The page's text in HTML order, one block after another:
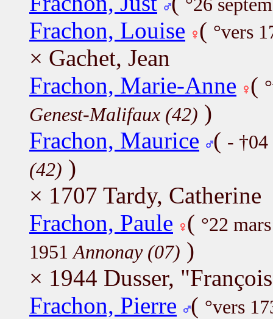
°26
Frachon, Louise ( °vers
× Gachet, Jean
Frachon, Marie-Anne (
Genest-Malifaux (42) )
Frachon, Maurice ( -
(42) )
× 1707 Tardy, Catherine
Frachon, Paule ( °22
1951 Annonay (07) )
× 1944 Dusser,
Frachon, Pierre ( °vers